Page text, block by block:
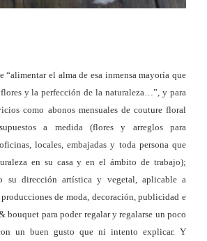
“alimentar el alma de esa inmensa mayoría que
y la perfección de la naturaleza…”, y para
como abonos mensuales de couture floral
a medida (flores y arreglos para
locales, embajadas y toda persona que
en su casa y en el ámbito de trabajo);
su dirección artística y vegetal, aplicable a
de moda, decoración, publicidad e
bouquet para poder regalar y regalarse un poco
un buen gusto que ni intento explicar. Y